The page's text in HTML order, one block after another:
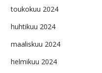
toukokuu 2024
huhtikuu 2024
maaliskuu 2024
helmikuu 2024